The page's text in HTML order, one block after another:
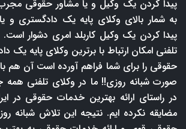
پیدا کردن یک وکیل و یا مشاور حقوقی
به شمار بالای وکلای پایه یک دادگستری و
پیدا کردن یک وکیل کاربلد امری دشوار
تلفنی امکان ارتباط با برترین وکلای پایه یک
حقوقی را برای شما فراهم آورده است آن هم
صورت شبانه روزی!! ما در وکلای تلفنی همه
در راستای ارائه بهترین خدمات حقوقی در
مضایقه نکرده ایم. نتیجه این تلاش شبانه